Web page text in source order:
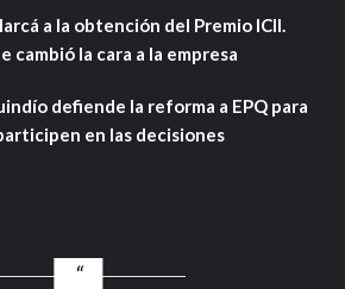
a la obtención del Premio ICII.
cambió la cara a la empresa
defiende la reforma a EPQ para
en las decisiones